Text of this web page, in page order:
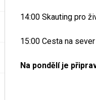
14:00 Skauting pro
15:00 Cesta na
Na pondělí je